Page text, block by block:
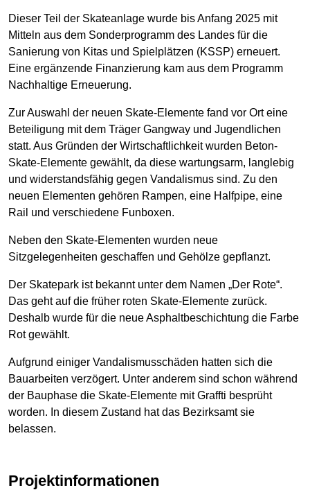
Dieser Teil der Skateanlage wurde bis Anfang 2025 mit
Mitteln aus dem Sonderprogramm des Landes für die
Sanierung von Kitas und Spielplätzen (KSSP) erneuert.
Eine ergänzende Finanzierung kam aus dem Programm
Nachhaltige Erneuerung.
Zur Auswahl der neuen Skate-Elemente fand vor Ort eine
Beteiligung mit dem Träger Gangway und Jugendlichen
statt. Aus Gründen der Wirtschaftlichkeit wurden Beton-
Skate-Elemente gewählt, da diese wartungsarm, langlebig
und widerstandsfähig gegen Vandalismus sind. Zu den
neuen Elementen gehören Rampen, eine Halfpipe, eine
Rail und verschiedene Funboxen.
Neben den Skate-Elementen wurden neue
Sitzgelegenheiten geschaffen und Gehölze gepflanzt.
Der Skatepark ist bekannt unter dem Namen „Der Rote“.
Das geht auf die früher roten Skate-Elemente zurück.
Deshalb wurde für die neue Asphaltbeschichtung die Farbe
Rot gewählt.
Aufgrund einiger Vandalismusschäden hatten sich die
Bauarbeiten verzögert. Unter anderem sind schon während
der Bauphase die Skate-Elemente mit Graffti besprüht
worden. In diesem Zustand hat das Bezirksamt sie
belassen.
Projektinformationen